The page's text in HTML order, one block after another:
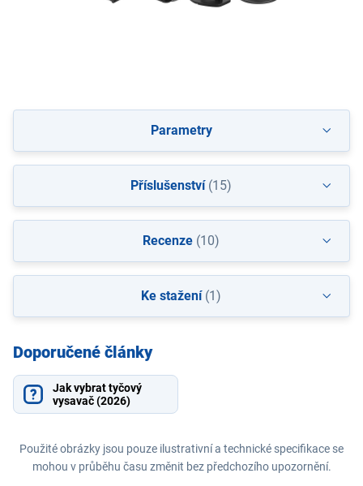
Parametry
Příslušenství(15)
Recenze (10)
Ke stažení(1)
Doporučené články
Jak vybrat tyčový
vysavač (2026)
Použité obrázky jsou pouze ilustrativní a technické specifikace se
mohou v průběhu času změnit bez předchozího upozornění.